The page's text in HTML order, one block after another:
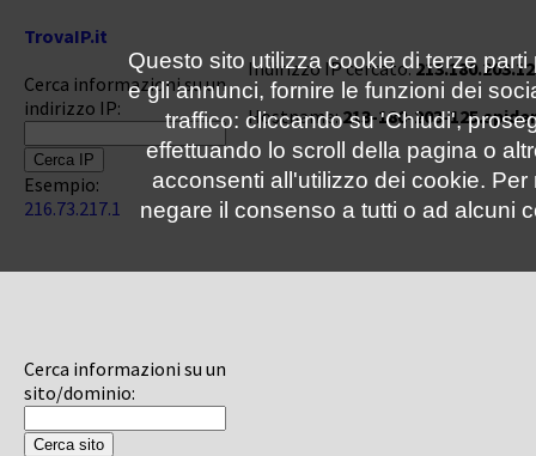
TrovaIP.it
Cerca informazioni su un
indirizzo IP:
Esempio:
216.73.217.1
Cerca informazioni su un
sito/dominio:
Indirizzo IP cercato:
Hostname:213-180-203-
Questo sito utilizza cookie di terze
e gli annunci, fornire le funzioni dei
traffico: cliccando su 'Chiudi',
effettuando lo scroll della pagina o
acconsenti all'utilizzo dei cookie.
negare il consenso a tutti o ad alcuni